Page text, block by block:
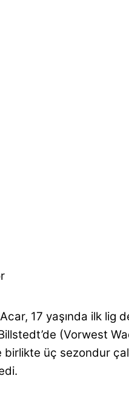
17 yaşında ilk lig
(Vorwest
üç sezondur